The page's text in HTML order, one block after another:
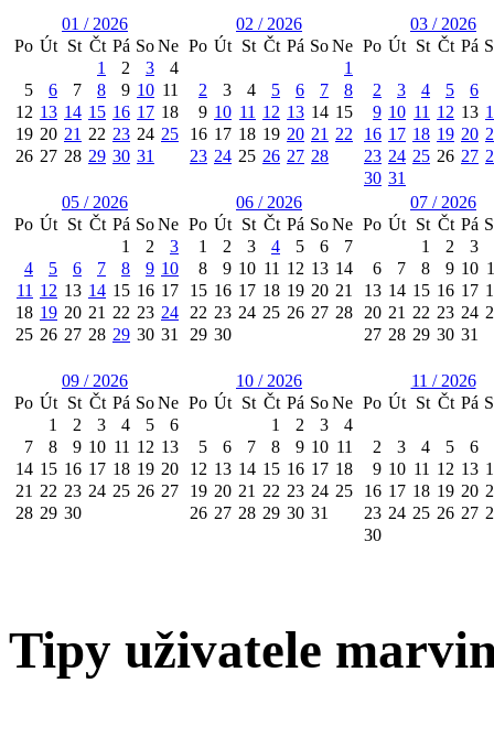
01 / 2026
Po Út St Čt Pá SoNe
1
2 3
4
5
6 7 8 9 10 11
12 13 14 15 16 17 18
19 20 21 22 23 24 25
26 27 28 29 30 31
02 / 2026
Po Út St Čt Pá SoNe
1
2
3 4 5 6 7
8
9 10 11 12 13 14 15
16 17 18 19 20 21 22
23 24 25 26 27 28
03 / 2026
Po Út St Čt Pá
2 3 4 5
6
9 10 11 12 13
16 17 18 19 20
23 24 25 26 27
30 31
05 / 2026
Po Út St Čt Pá SoNe
1
2
3
4
5 6 7 8 9 10
11 12 13 14 15 16 17
18 19 20 21 22 23 24
25 26 27 28 29 30 31
06 / 2026
Po Út St Čt Pá SoNe
1
2 3 4 5 6
7
8
9 10 11 12 13 14
15 16 17 18 19 20 21
22 23 24 25 26 27 28
29 30
07 / 2026
Po Út St Čt Pá
1
2
3
6
7 8 9 10
13 14 15 16 17
20 21 22 23 24
27 28 29 30 31
09 / 2026
Po Út St Čt Pá SoNe
1
2 3 4 5
6
7
8 9 10 11 12 13
14 15 16 17 18 19 20
21 22 23 24 25 26 27
28 29 30
10 / 2026
Po Út St Čt Pá SoNe
1
2 3
4
5
6 7 8 9 10 11
12 13 14 15 16 17 18
19 20 21 22 23 24 25
26 27 28 29 30 31
11 / 2026
Po Út St Čt Pá
2 3 4 5
6
9 10 11 12 13
16 17 18 19 20
23 24 25 26 27
30
Tipy uživatele